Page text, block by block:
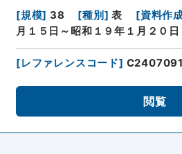
[規模] 38 [種別 ] 表 [資料作
月１５日～昭和１９年１月２０日
[レファレンスコード]
閲覧